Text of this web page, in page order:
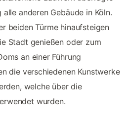
anderen Gebäude in Köln.
beiden Türme hinaufsteigen
Stadt genießen oder zum
an einer Führung
die verschiedenen Kunstwerke
welche über die
wurden.